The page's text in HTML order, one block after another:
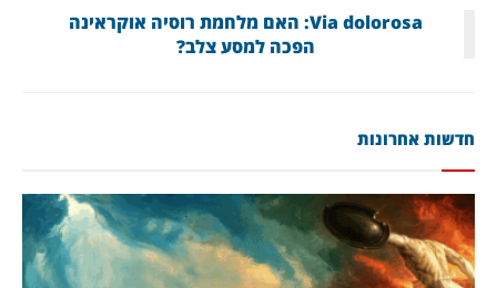
Via dolorosa: האם מלחמת רוסיה אוקראינה
הפכה למסע צלב?
חדשות אחרונות